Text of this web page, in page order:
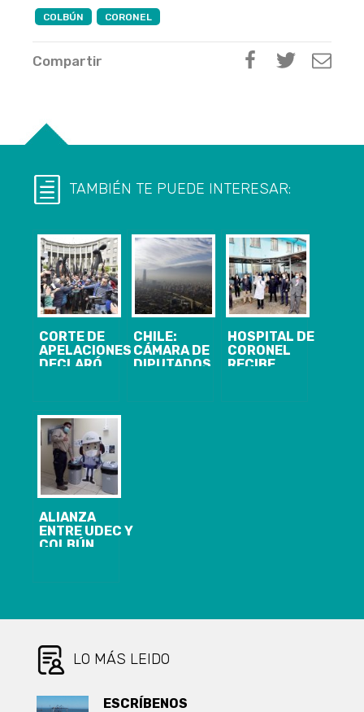
COLBÚN CORONEL
Compartir
TAMBIÉN TE PUEDE INTERESAR:
CORTE DE
APELACIONES
DECLARÓ
PRESENTADA
POR ALCALDE
DE CORONEL Y
SENADOR
NAVARRO
CHILE:
CÁMARA DE
DIPUTADOS
HOSPITAL DE
CORONEL
RECIBE
ALIANZA
ENTRE UDEC Y
COLBÚN
LO MÁS LEIDO
ESCRÍBENOS